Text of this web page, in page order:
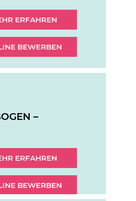
ERFAHREN
BEWERBEN
–
ERFAHREN
BEWERBEN